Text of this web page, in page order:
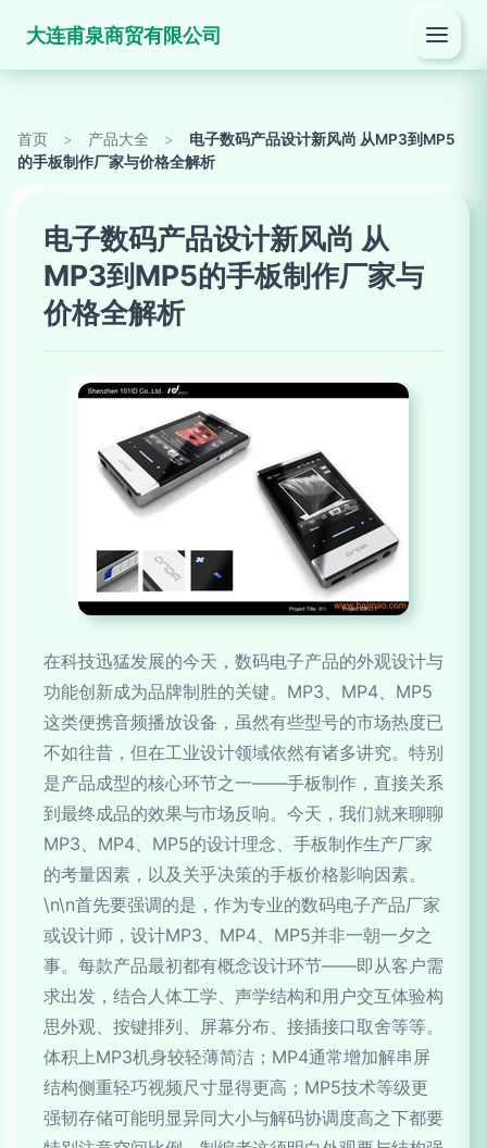
大连甫泉商贸有限公司
首页 > 产品大全 >
电子数码产品设计新风尚 从MP3到MP5
的手板制作厂家与价格全解析
电子数码产品设计新风尚 从
MP3到MP5的手板制作厂家与
价格全解析
在科技迅猛发展的今天，数码电子产品的外观设计与
功能创新成为品牌制胜的关键。MP3、MP4、MP5
这类便携音频播放设备，虽然有些型号的市场热度已
不如往昔，但在工业设计领域依然有诸多讲究。特别
是产品成型的核心环节之一——手板制作，直接关系
到最终成品的效果与市场反响。今天，我们就来聊聊
MP3、MP4、MP5的设计理念、手板制作生产厂家
的考量因素，以及关乎决策的手板价格影响因素。
\n\n首先要强调的是，作为专业的数码电子产品厂家
或设计师，设计MP3、MP4、MP5并非一朝一夕之
事。每款产品最初都有概念设计环节——即从客户需
求出发，结合人体工学、声学结构和用户交互体验构
思外观、按键排列、屏幕分布、接插接口取舍等等。
体积上MP3机身较轻薄简洁；MP4通常增加解串屏
结构侧重轻巧视频尺寸显得更高；MP5技术等级更
强韧存储可能明显异同大小与解码协调度高之下都要